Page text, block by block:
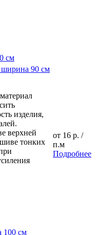
см
ширина 90 см
изделия,
верхней
тонких
от 16 р. /
п.м
Подробнее
100 см